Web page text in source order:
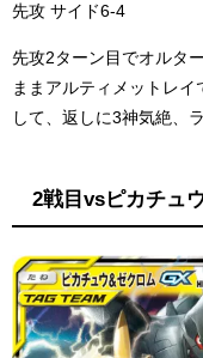
先攻 サイド6-4
先攻2ターン目でオルタ
ままアルティメットレ
して、返しに3神気絶、
2戦目vsピカチュ